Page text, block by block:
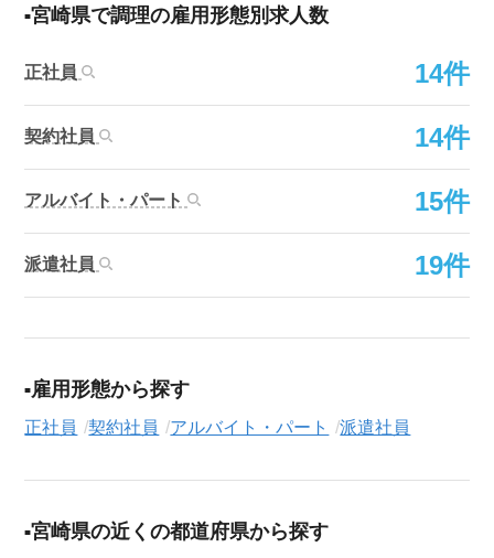
宮崎県で調理の雇用形態別求人数
正社員 14件
契約社員 14件
アルバイト・パート 15件
派遣社員 19件
雇用形態から探す
正社員 契約社員 アルバイト・パート 派遣社員
宮崎県の近くの都道府県から探す